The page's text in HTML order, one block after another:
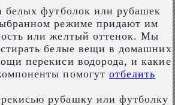
белых футболок или рубашек
режиме придают им
или желтый оттенок. Мы
белые вещи в домашних
перекиси водорода, и какие
помогут отбелить